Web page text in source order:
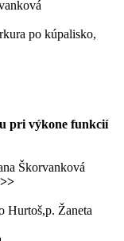
po kúpalisko,
pri výkone funkcií
Škorvanková
>>
Hurtoš,p. Žaneta